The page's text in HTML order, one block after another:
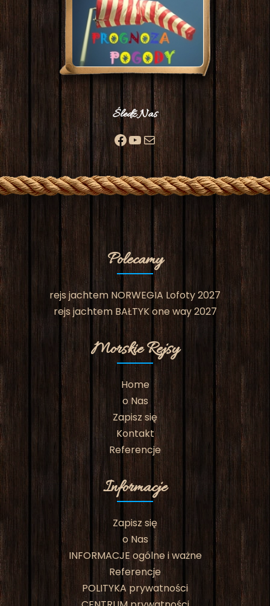
Śledź Nas
Facebook
YouTube
Mail
Polecamy
rejs jachtem NORWEGIA Lofoty 2027
rejs jachtem BAŁTYK one way 2027
Morskie Rejsy
Home
o Nas
Zapisz się
Kontakt
Referencje
Informacje
Zapisz się
o Nas
INFORMACJE ogólne i ważne
Referencje
POLITYKA prywatności